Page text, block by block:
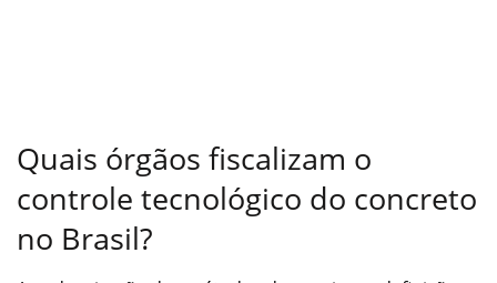
Quais órgãos fiscalizam o
controle tecnológico do concreto
no Brasil?